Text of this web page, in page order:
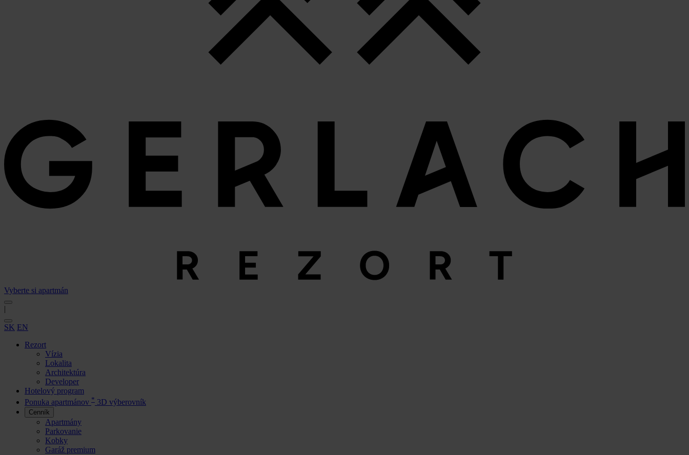
Vyberte si apartmán
|
SK EN
Rezort
Vízia
Lokalita
Architektúra
Developer
Hotelový program
Ponuka apartmánov * 3D výberovník
Cenník
Apartmány
Parkovanie
Kobky
Garáž premium